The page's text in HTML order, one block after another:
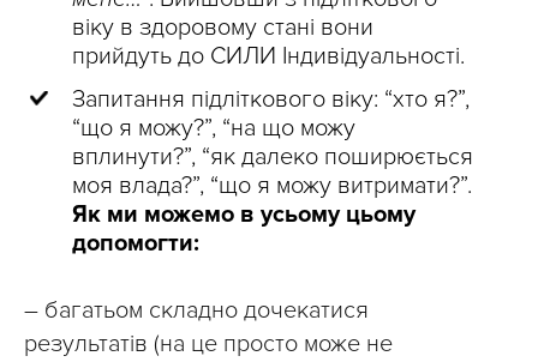
віку в здоровому стані вони
прийдуть до СИЛИ Індивідуальності.
Запитання підліткового віку: “хто я?”,
“що я можу?”, “на що можу
вплинути?”, “як далеко поширюється
моя влада?”, “що я можу витримати?”.
Як ми можемо в усьому цьому
допомогти:
– багатьом складно дочекатися
результатів (на це просто може не